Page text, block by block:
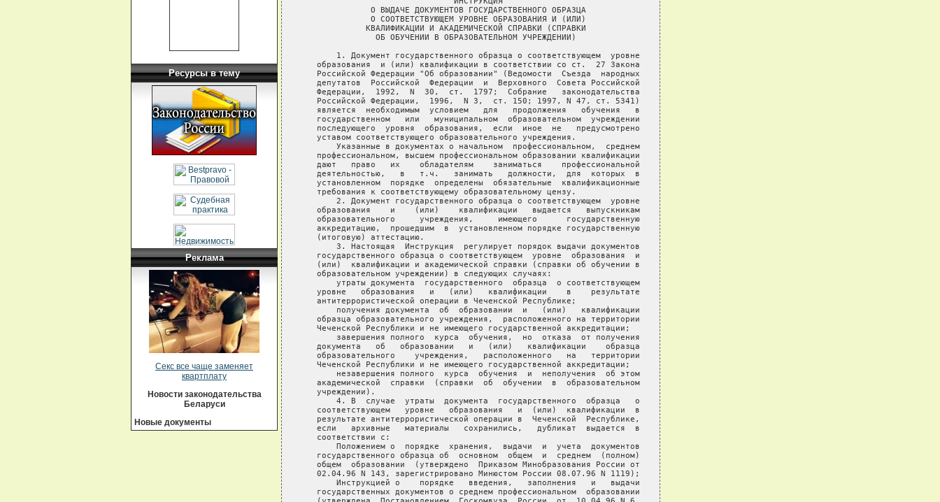
Ресурсы в тему
Реклама
Секс все чаще заменяет
квартплату
Новости законодательства
Беларуси
Новые документы